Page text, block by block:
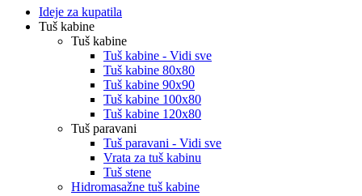
Ideje za kupatila
Tuš kabine
Tuš kabine
Tuš kabine - Vidi sve
Tuš kabine 80x80
Tuš kabine 90x90
Tuš kabine 100x80
Tuš kabine 120x80
Tuš paravani
Tuš paravani - Vidi sve
Vrata za tuš kabinu
Tuš stene
Hidromasažne tuš kabine